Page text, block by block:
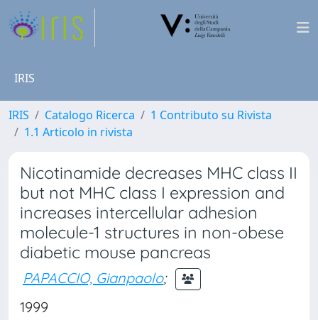
IRIS
IRIS Catalogo Ricerca
1 Contributo su Rivista
1.1 Articolo in rivista
Nicotinamide decreases MHC class II
but not MHC class I expression and
increases intercellular adhesion
molecule-1 structures in non-obese
diabetic mouse pancreas
PAPACCIO, Gianpaolo;
1999